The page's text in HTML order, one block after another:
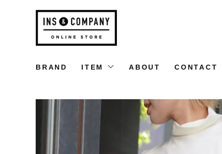
BRAND ITEM ABOUT CONTACT